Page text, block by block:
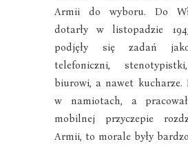
Armii do wyboru. Do
dotarły w listopadzie
podjęły się zadań
telefoniczni,
biurowi, a nawet kucharze.
w namiotach, a
mobilnej przyczepie
Armii, to morale były